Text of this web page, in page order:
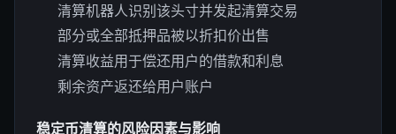
清算机器人识别该头寸并发起清算交易
部分或全部抵押品被以折扣价出售
清算收益用于偿还用户的借款和利息
剩余资产返还给用户账户
稳定币清算的风险因素与影响